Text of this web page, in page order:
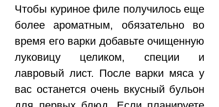
Чтобы куриное филе получилось еще
более ароматным, обязательно во
время его варки добавьте очищенную
луковицу целиком, специи и
лавровый лист. После варки мяса у
вас останется очень вкусный бульон